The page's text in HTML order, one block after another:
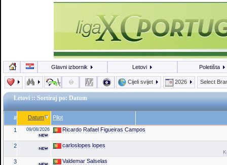
Glavni izbornik Letovi Poletišta
Cijeli svijet 2026 Select
Letovi :: Sortiraj po: Datum
# Datum Pilot
1 09/08/2026 Ricardo Rafael Figueiras Campos
2 carloslopes lopes
3 Valdemar Salselas